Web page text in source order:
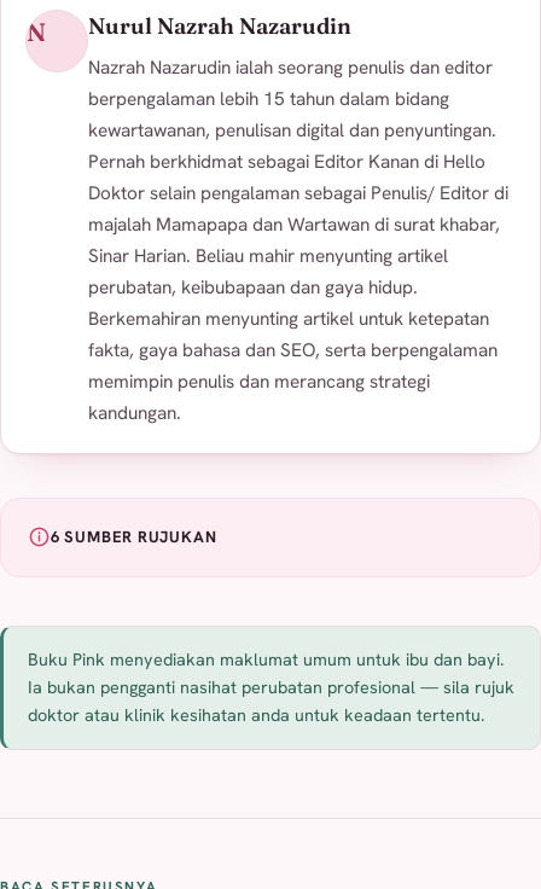
N Nurul Nazrah Nazarudin
Nazrah Nazarudin ialah seorang penulis dan editor
berpengalaman lebih 15 tahun dalam bidang
kewartawanan, penulisan digital dan penyuntingan.
Pernah berkhidmat sebagai Editor Kanan di Hello
Doktor selain pengalaman sebagai Penulis/ Editor di
majalah Mamapapa dan Wartawan di surat khabar,
Sinar Harian. Beliau mahir menyunting artikel
perubatan, keibubapaan dan gaya hidup.
Berkemahiran menyunting artikel untuk ketepatan
fakta, gaya bahasa dan SEO, serta berpengalaman
memimpin penulis dan merancang strategi
kandungan.
6 SUMBER RUJUKAN
Buku Pink menyediakan maklumat umum untuk ibu dan bayi.
Ia bukan pengganti nasihat perubatan profesional — sila rujuk
doktor atau klinik kesihatan anda untuk keadaan tertentu.